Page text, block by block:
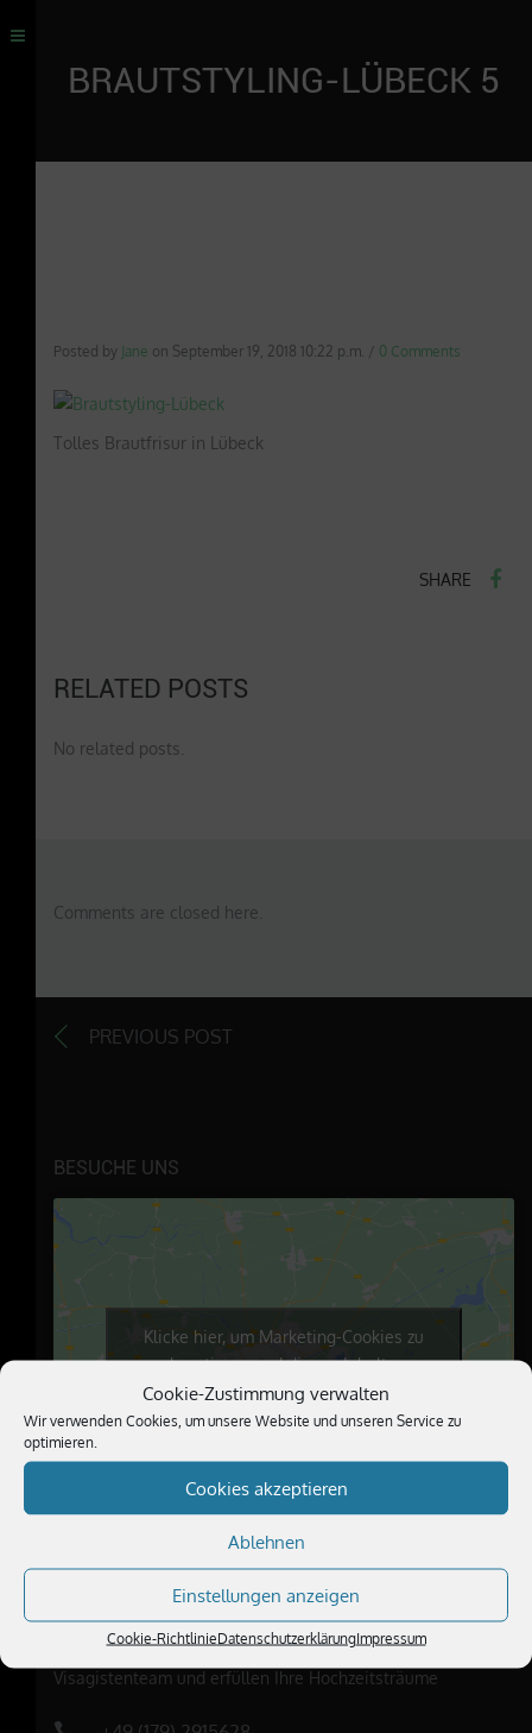
Cookie-Zustimmung verwalten
Wir verwenden Cookies, um unsere Website und unseren Service zu
optimieren.
Cookies akzeptieren
Ablehnen
Einstellungen anzeigen
Cookie-RichtlinieDatenschutzerklärungImpressum
BRAUTSTYLING-LÜBECK 5
Posted by Jane on September 19, 2018 10:22 p.m. / 0 Comments
Tolles Brautfrisur in Lübeck
SHARE
RELATED POSTS
No related posts.
Comments are closed here.
PREVIOUS POST
BESUCHE UNS
Klicke hier, um Marketing-Cookies zu
akzeptieren und diesen Inhalt zu
aktivieren
Wir sind ein außergewöhnliches Fotografen- und
Visagistenteam und erfüllen Ihre Hochzeitsträume